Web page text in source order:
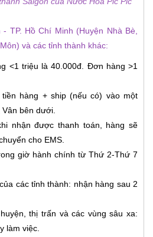
TP. Hồ Chí Minh (Huyện Nhà Bè,
và các tỉnh thành khác:
<1 triệu là 40.000đ. Đơn hàng >1
hàng + ship (nếu có) vào một
bên dưới.
nhận được thanh toán, hàng sẽ
cho EMS.
giờ hành chính từ Thứ 2-Thứ 7
các tỉnh thành: nhận hàng sau 2
thị trấn và các vùng sâu xa:
làm việc.